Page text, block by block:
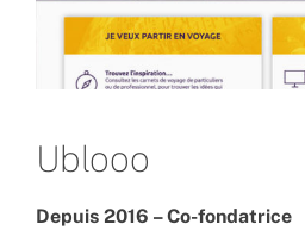
Ublooo
Depuis 2016 – Co-fondatrice